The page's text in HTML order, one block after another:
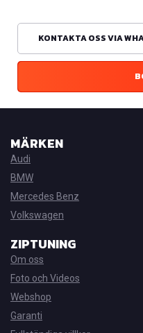
KONTAKTA OSS VIA
MÄRKEN
Audi
BMW
Mercedes Benz
Volkswagen
ZIPTUNING
Om oss
Foto och Videos
Webshop
Garanti